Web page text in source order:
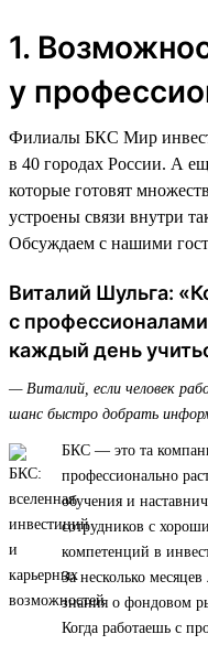
1.
у
Филиалы БКС Мир
в 40 городах России. А
которые готовят
устроены связи внутри
Обсуждаем с нашими
Виталий Шульга:
с
каждый день
— Виталий, если человек
шанс быстро добрать
БКС — это та
профессионально
обучения и
сотрудников с
компетенций в
За несколько
знания о фондовом
Когда работаешь с